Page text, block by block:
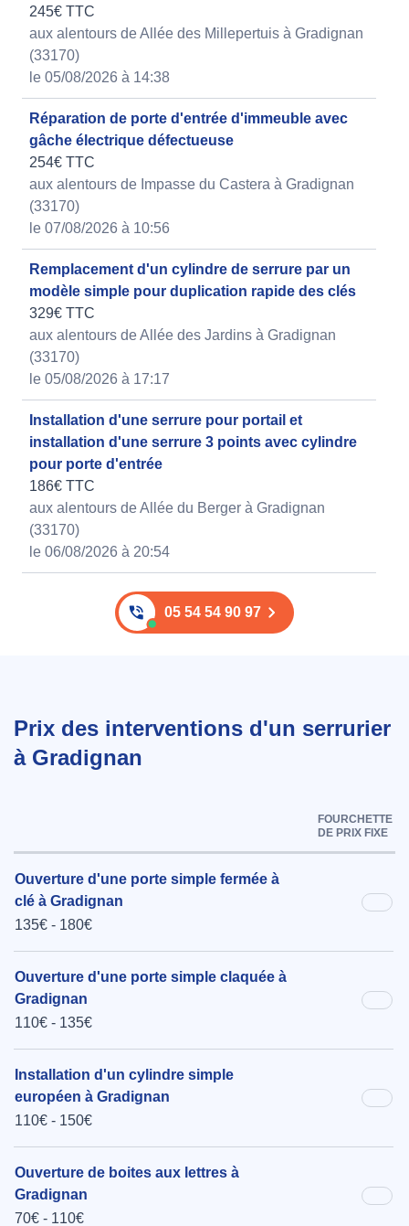
245€ TTC
aux alentours de Allée des Millepertuis à Gradignan
(33170)
le 05/08/2026 à 14:38
Réparation de porte d'entrée d'immeuble avec
gâche électrique défectueuse
254€ TTC
aux alentours de Impasse du Castera à Gradignan
(33170)
le 07/08/2026 à 10:56
Remplacement d'un cylindre de serrure par un
modèle simple pour duplication rapide des clés
329€ TTC
aux alentours de Allée des Jardins à Gradignan
(33170)
le 05/08/2026 à 17:17
Installation d'une serrure pour portail et
installation d'une serrure 3 points avec cylindre
pour porte d'entrée
186€ TTC
aux alentours de Allée du Berger à Gradignan
(33170)
le 06/08/2026 à 20:54
05 54 54 90 97
Prix des interventions d'un serrurier
à Gradignan
FOURCHETTE
DE PRIX FIXE
Ouverture d'une porte simple fermée à
clé à Gradignan
135€ - 180€
Ouverture d'une porte simple claquée à
Gradignan
110€ - 135€
Installation d'un cylindre simple
européen à Gradignan
110€ - 150€
Ouverture de boites aux lettres à
Gradignan
70€ - 110€